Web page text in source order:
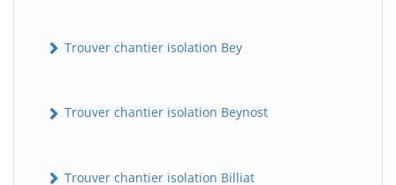
Trouver chantier isolation Bey
Trouver chantier isolation Beynost
Trouver chantier isolation Billiat